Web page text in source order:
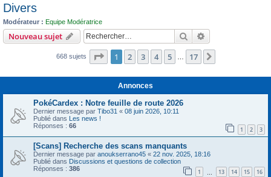
Divers
Modérateur : Equipe Modératrice
Nouveau sujet Rechercher
668 sujets Page 1sur17
1 2 3 4 5 17
Annonces
PokéCardex : Notre feuille de route 2026
Dernier message par Tibo31 « 08 juin 2026, 10:11
Publié dans Les news !
Réponses : 66 1 2 3
[Scans] Recherche des scans manquants
Dernier message par anoukserrano45 « 22 nov. 2025, 18:16
Publié dans Discussions et questions de collection
Réponses : 386 1 13 14 15 16